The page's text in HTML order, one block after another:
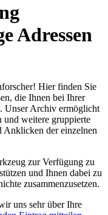
Adressen
Hier finden Sie
die Ihnen bei Ihrer
Unser Archiv ermöglicht
und weitere gruppierte
Anklicken der einzelnen
zur Verfügung zu
und Ihnen dabei zu
zusammenzusetzen.
uns sehr über Ihre